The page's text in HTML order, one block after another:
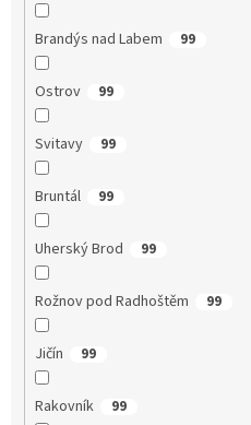
Brandýs nad Labem 99
Ostrov 99
Svitavy 99
Bruntál 99
Uherský Brod 99
Rožnov pod Radhoštěm 99
Jičín 99
Rakovník 99